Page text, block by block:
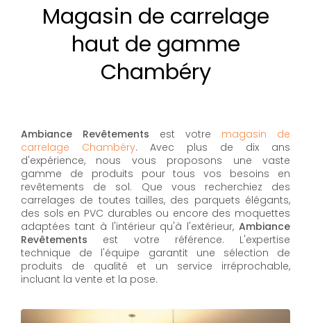
Magasin de carrelage
haut de gamme
Chambéry
Ambiance Revêtements est votre magasin de
carrelage Chambéry. Avec plus de dix ans
d'expérience, nous vous proposons une vaste
gamme de produits pour tous vos besoins en
revêtements de sol. Que vous recherchiez des
carrelages de toutes tailles, des parquets élégants,
des sols en PVC durables ou encore des moquettes
adaptées tant à l'intérieur qu'à l'extérieur, Ambiance
Revêtements est votre référence. L'expertise
technique de l'équipe garantit une sélection de
produits de qualité et un service irréprochable,
incluant la vente et la pose.